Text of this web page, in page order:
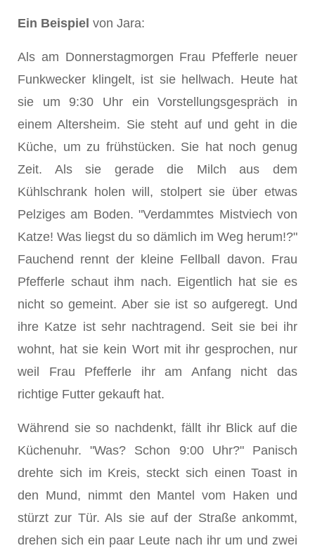
Ein Beispiel von Jara:
Als am Donnerstagmorgen Frau Pfefferle neuer
Funkwecker klingelt, ist sie hellwach. Heute hat
sie um 9:30 Uhr ein Vorstellungsgespräch in
einem Altersheim. Sie steht auf und geht in die
Küche, um zu frühstücken. Sie hat noch genug
Zeit. Als sie gerade die Milch aus dem
Kühlschrank holen will, stolpert sie über etwas
Pelziges am Boden. "Verdammtes Mistviech von
Katze! Was liegst du so dämlich im Weg herum!?"
Fauchend rennt der kleine Fellball davon. Frau
Pfefferle schaut ihm nach. Eigentlich hat sie es
nicht so gemeint. Aber sie ist so aufgeregt. Und
ihre Katze ist sehr nachtragend. Seit sie bei ihr
wohnt, hat sie kein Wort mit ihr gesprochen, nur
weil Frau Pfefferle ihr am Anfang nicht das
richtige Futter gekauft hat.
Während sie so nachdenkt, fällt ihr Blick auf die
Küchenuhr. "Was? Schon 9:00 Uhr?" Panisch
drehte sich im Kreis, steckt sich einen Toast in
den Mund, nimmt den Mantel vom Haken und
stürzt zur Tür. Als sie auf der Straße ankommt,
drehen sich ein paar Leute nach ihr um und zwei